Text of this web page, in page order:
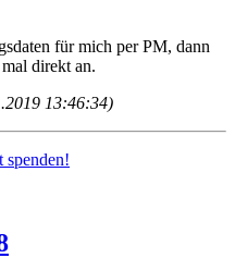
für mich per PM, dann
direkt an.
13:46:34)
spenden!